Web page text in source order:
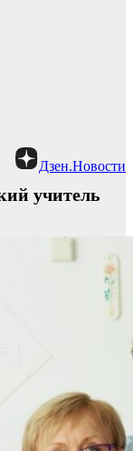
Дзен.Новости
учитель